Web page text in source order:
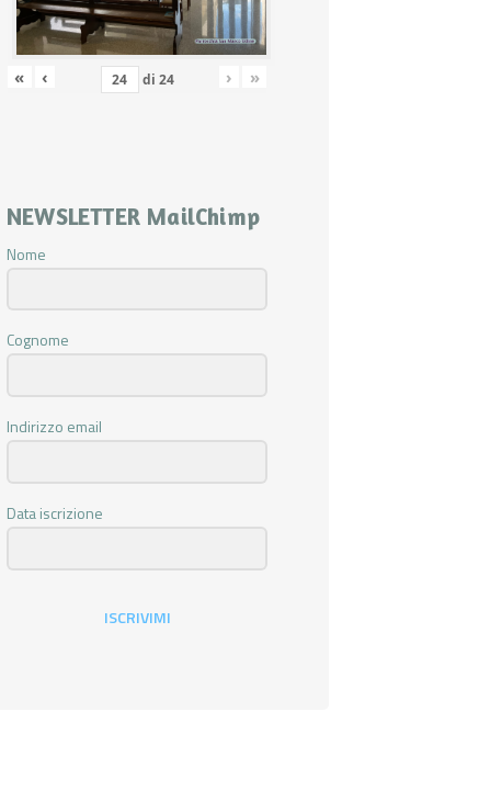
« ‹ di 24 › »
NEWSLETTER MailChimp
Nome
Cognome
Indirizzo email
Data iscrizione
ISCRIVIMI